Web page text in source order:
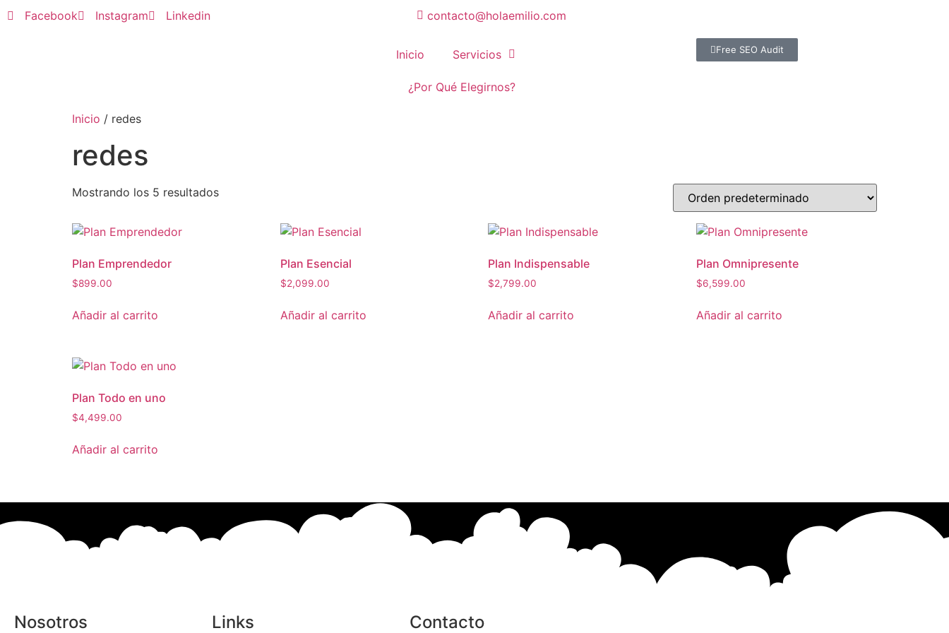
Facebook Instagram Linkedin contacto@holaemilio.com
Inicio Servicios
¿Por Qué Elegirnos?
Free SEO Audit
Inicio / redes
redes
Mostrando los 5 resultados
Plan Emprendedor
$899.00
Añadir al carrito
Plan Esencial
$2,099.00
Añadir al carrito
Plan Indispensable
$2,799.00
Añadir al carrito
Plan Omnipresente
$6,599.00
Añadir al carrito
Plan Todo en uno
$4,499.00
Añadir al carrito
Nosotros Links Contacto